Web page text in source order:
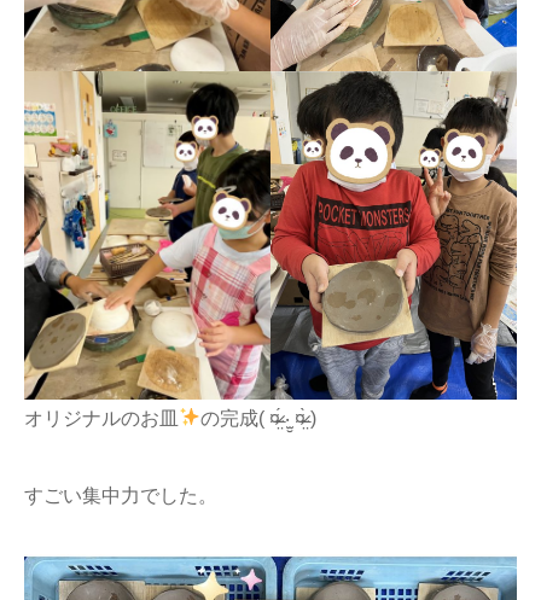
オリジナルのお皿 の完成( ¤̴̶̷̤́ ‧̫̮ ¤̴̶̷̤̀ )
すごい集中力でした。